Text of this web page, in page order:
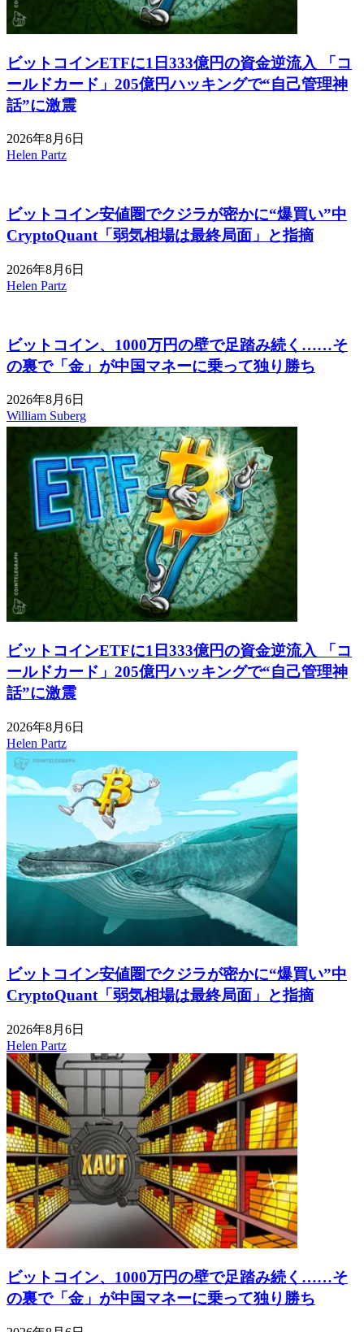
ビットコインETFに1日333億円の資金逆流入 「コ
ールドカード」205億円ハッキングで“自己管理神
話”に激震
2026年8月6日
Helen Partz
ビットコイン安値圏でクジラが密かに“爆買い”中
CryptoQuant「弱気相場は最終局面」と指摘
2026年8月6日
Helen Partz
ビットコイン、1000万円の壁で足踏み続く……そ
の裏で「金」が中国マネーに乗って独り勝ち
2026年8月6日
William Suberg
ビットコインETFに1日333億円の資金逆流入 「コ
ールドカード」205億円ハッキングで“自己管理神
話”に激震
2026年8月6日
Helen Partz
ビットコイン安値圏でクジラが密かに“爆買い”中
CryptoQuant「弱気相場は最終局面」と指摘
2026年8月6日
Helen Partz
ビットコイン、1000万円の壁で足踏み続く……そ
の裏で「金」が中国マネーに乗って独り勝ち